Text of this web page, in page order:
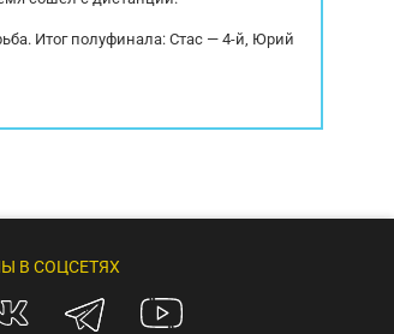
Итог полуфинала: Стас — 4-й, Юрий
В СОЦСЕТЯХ